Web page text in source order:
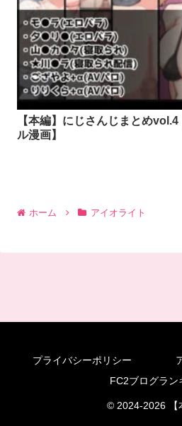
【本編】にじさんじまとめ
ル漫画】
ホーム アイオライト
プライバシーポリシー
FC2ブログラン
© 2024-2026 【